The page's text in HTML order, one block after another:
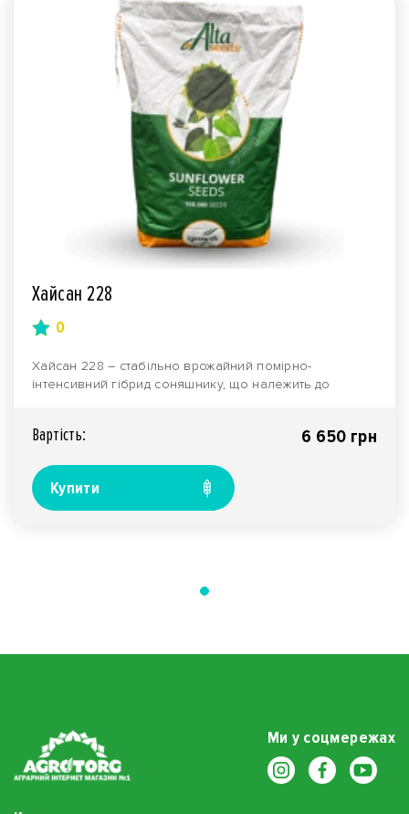
Хайсан 228
0
Хайсан 228 – стабільно врожайний помірно-
інтенсивний гібрид соняшнику, що належить до
Вартiсть: 6 650 грн
Купити
Ми у соцмережах